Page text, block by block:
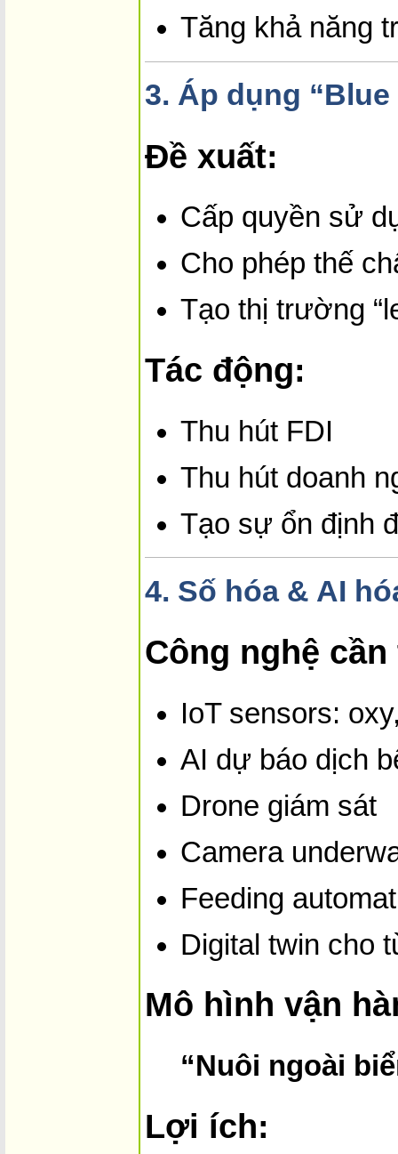
Tăng khả năng
3. Áp dụng
Đề xuất:
Cấp quyền sử
Cho phép thế
Tạo thị trường
Tác động:
Thu hút FDI
Thu hút doanh
Tạo sự ổn định
4. Số hóa & AI
Công nghệ
IoT sensors:
AI dự báo dịch
Drone giám sát
Camera
Feeding
Digital twin cho
Mô hình vận
“Nuôi ngoài
Lợi ích: